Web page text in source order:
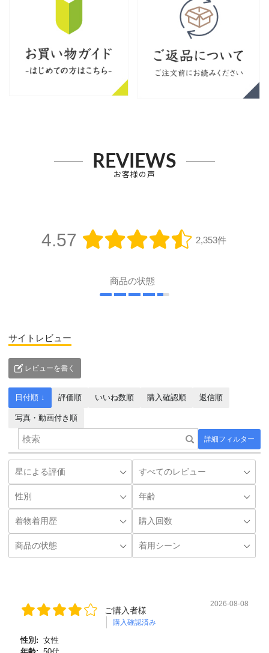
REVIEWS
お客様の声
4.57 2,353件
商品の状態
サイトレビュー
レビューを書く
詳細フィルター
日付順 ↓ 評価順 いいね数順 購入確認順 返信順
写真・動画付き順
ご購入者様
購入確認済み
2026-08-08
性別: 女性